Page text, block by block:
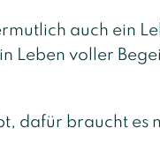
auch ein
Leben voller
dafür braucht es